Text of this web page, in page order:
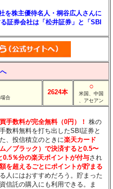
を株主優待名人・桐谷広人さんに
証券会社は「松井証券」と「SBI
合
2624本
○
米国、中国
、アセアン
手数料が完全無料（0円）！ 株の
数料無料を打ち出したSBI証券と
、投信積立のときに楽天カード
／ブラック）で決済すると0.5〜
0.5％分の楽天ポイントが付与され
を超えるごとにポイントが貯まる
人にはおすすめだろう。貯まった
信託の購入にも利用できる。ま